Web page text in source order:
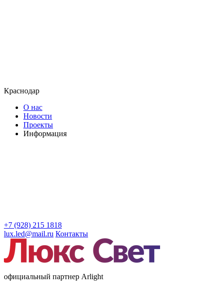
Краснодар
О нас
Новости
Проекты
Информация
+7 (928) 215 1818
lux.led@mail.ru Контакты
официальный партнер Arlight